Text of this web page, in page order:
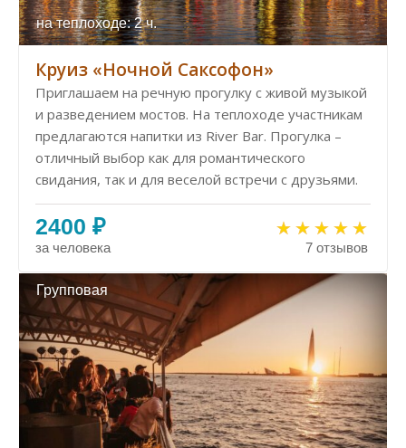
на теплоходе: 2 ч.
Круиз «Ночной Саксофон»
Приглашаем на речную прогулку с живой музыкой
и разведением мостов. На теплоходе участникам
предлагаются напитки из River Bar. Прогулка –
отличный выбор как для романтического
свидания, так и для веселой встречи с друзьями.
2400 ₽
за человека 7 отзывов
Групповая